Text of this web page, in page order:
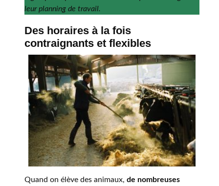
leur planning de travail.
Des horaires à la fois
contraignants et flexibles
Quand on élève des animaux, de nombreuses